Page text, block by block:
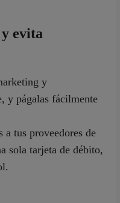
evita
y
y págalas fácilmente
tus proveedores de
sola tarjeta de débito,